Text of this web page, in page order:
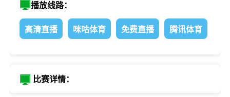
播放线路：
高清直播 咪咕体育 免费直播 腾讯体育
比赛详情：